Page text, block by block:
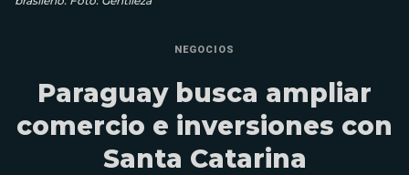
NEGOCIOS
Paraguay busca ampliar
comercio e inversiones con
Santa Catarina